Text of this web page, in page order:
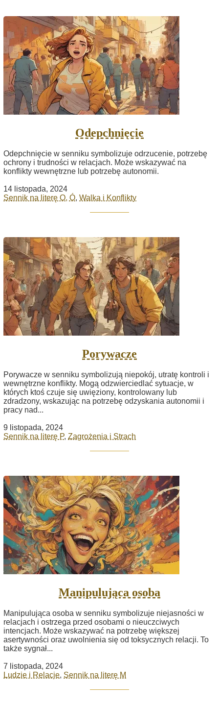
Odepchnięcie
Odepchnięcie w senniku symbolizuje odrzucenie, potrzebę
ochrony i trudności w relacjach. Może wskazywać na
konflikty wewnętrzne lub potrzebę autonomii.
14 listopada, 2024
Sennik na literę O, Ó, Walka i Konflikty
Porywacze
Porywacze w senniku symbolizują niepokój, utratę kontroli i
wewnętrzne konflikty. Mogą odzwierciedlać sytuacje, w
których ktoś czuje się uwięziony, kontrolowany lub
zdradzony, wskazując na potrzebę odzyskania autonomii i
pracy nad...
9 listopada, 2024
Sennik na literę P, Zagrożenia i Strach
Manipulująca osoba
Manipulująca osoba w senniku symbolizuje niejasności w
relacjach i ostrzega przed osobami o nieuczciwych
intencjach. Może wskazywać na potrzebę większej
asertywności oraz uwolnienia się od toksycznych relacji. To
także sygnał...
7 listopada, 2024
Ludzie i Relacje, Sennik na literę M